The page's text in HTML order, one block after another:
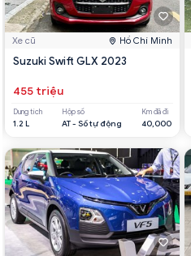
Xe cũ Hồ Chí Minh
Suzuki Swift GLX 2023
455 triệu
Dung tích
1.2 L
Hộp số
AT - Số tự động
Km đã đi
40,000